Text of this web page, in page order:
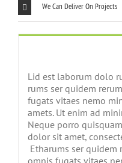
We Can Deliver On Projects
Lid est laborum dolo
rums ser quidem
fugats vitaes nemo
amets. Ut enim ad
Neque porro
dolor sit amet,
Etharums ser
omnis fugats vitaes